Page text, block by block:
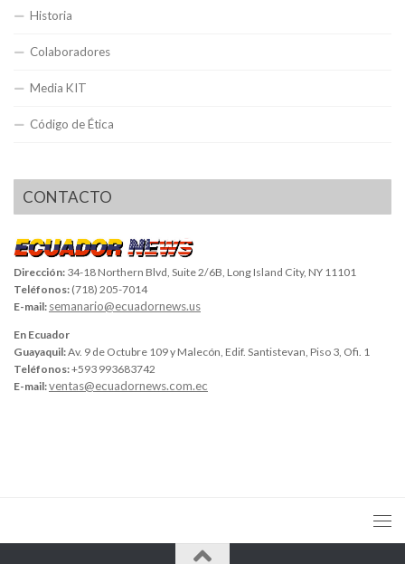
Historia
Colaboradores
Media KIT
Código de Ética
CONTACTO
Dirección: 34-18 Northern Blvd, Suite 2/6B, Long Island City, NY 11101
Teléfonos: (718) 205-7014
E-mail: semanario@ecuadornews.us
En Ecuador
Guayaquil:Av. 9 de Octubre 109 y Malecón, Edif. Santistevan, Piso 3, Ofi. 1
Teléfonos:+593 993683742
E-mail:ventas@ecuadornews.com.ec